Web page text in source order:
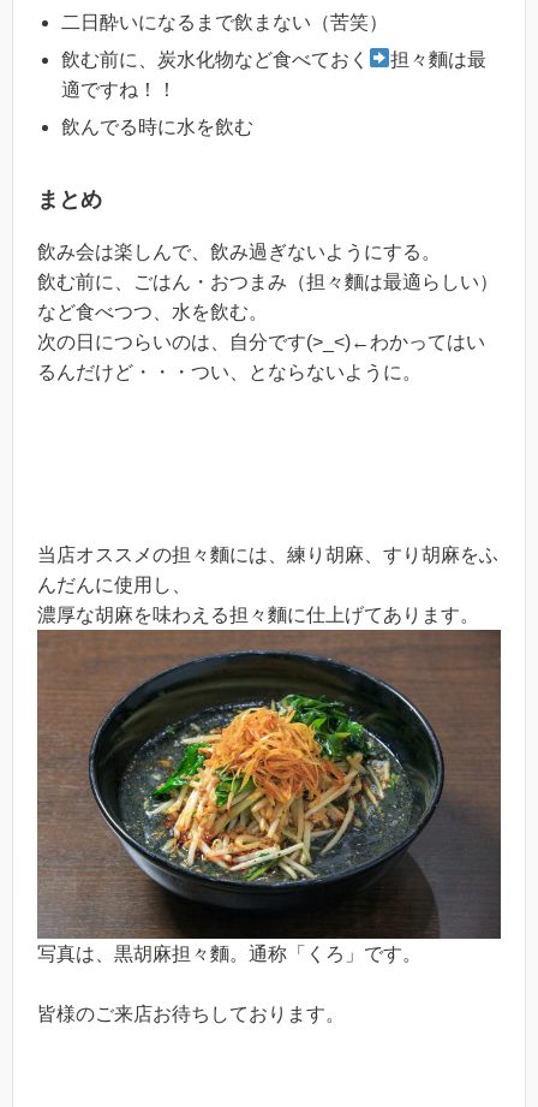
二日酔いになるまで飲まない（苦笑）
飲む前に、炭水化物など食べておく
担々麵は最
適ですね！！
飲んでる時に水を飲む
まとめ
飲み会は楽しんで、飲み過ぎないようにする。
飲む前に、ごはん・おつまみ（担々麵は最適らしい）
など食べつつ、水を飲む。
次の日につらいのは、自分です(>_<)←わかってはい
るんだけど・・・つい、とならないように。
当店オススメの担々麵には、練り胡麻、すり胡麻をふ
んだんに使用し、
濃厚な胡麻を味わえる担々麵に仕上げてあります。
写真は、黒胡麻担々麵。通称「くろ」です。
皆様のご来店お待ちしております。